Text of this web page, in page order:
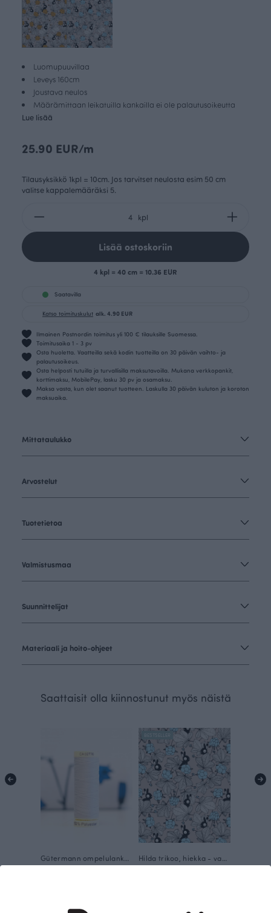
Luomupuuvillaa
Leveys 160cm
Joustava neulos
Määrämittaan leikatuilla kankailla ei ole palautusoikeutta
Lue lisää
25.90 EUR/m
Tilausyksikkö 1kpl = 10cm. Jos tarvitset neulosta esim 50 cm
valitse kappalemääräksi 5.
kpl
Lisää ostoskoriin
4 kpl = 40 cm = 10.36 EUR
Saatavilla
Katso toimituskulut alk. 4.90 EUR
Ilmainen Postnordin toimitus yli 100 € tilauksille Suomessa.
Toimitusaika 1 - 3 pv
Osta huoletta. Vaatteilla sekä kodin tuotteilla on 30 päivän vaihto- ja
palautusoikeus.
Osta helposti tutuilla ja turvallisilla maksutavoilla. Mukana verkkopankit,
korttimaksu, MobilePay, lasku 30 pv ja osamaksu.
Maksa vasta, kun olet saanut tuotteen. Laskulla 30 päivän kuluton ja koroton
maksuaika.
Mittataulukko
Arvostelut
Tuotetietoa
Valmistusmaa
Suunnittelijat
Materiaali ja hoito-ohjeet
Saattaisit olla kiinnostunut myös näistä
BESTSELLER